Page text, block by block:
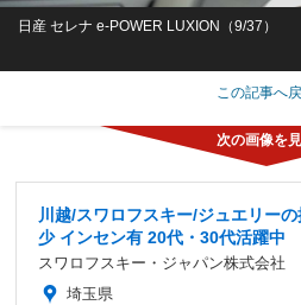
日産 セレナ e-POWER LUXION（9/37）
この記事へ
川越/スワロフスキー/ジュエリー
少 インセン有 20代・30代活躍中
スワロフスキー・ジャパン株式会社
埼玉県